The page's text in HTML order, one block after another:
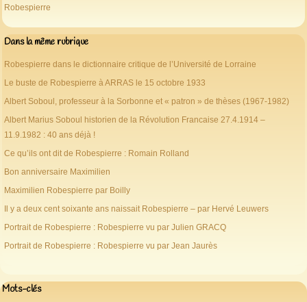
Robespierre
Dans la même rubrique
Robespierre dans le dictionnaire critique de l’Université de Lorraine
Le buste de Robespierre à ARRAS le 15 octobre 1933
Albert Soboul, professeur à la Sorbonne et « patron » de thèses (1967-1982)
Albert Marius Soboul historien de la Révolution Francaise 27.4.1914 –
11.9.1982 : 40 ans déjà !
Ce qu’ils ont dit de Robespierre : Romain Rolland
Bon anniversaire Maximilien
Maximilien Robespierre par Boilly
Il y a deux cent soixante ans naissait Robespierre – par Hervé Leuwers
Portrait de Robespierre : Robespierre vu par Julien GRACQ
Portrait de Robespierre : Robespierre vu par Jean Jaurès
Mots-clés